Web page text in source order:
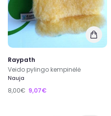
Raypath
Veido pylingo kempinėlė
Nauja
8,00€ 9,07€